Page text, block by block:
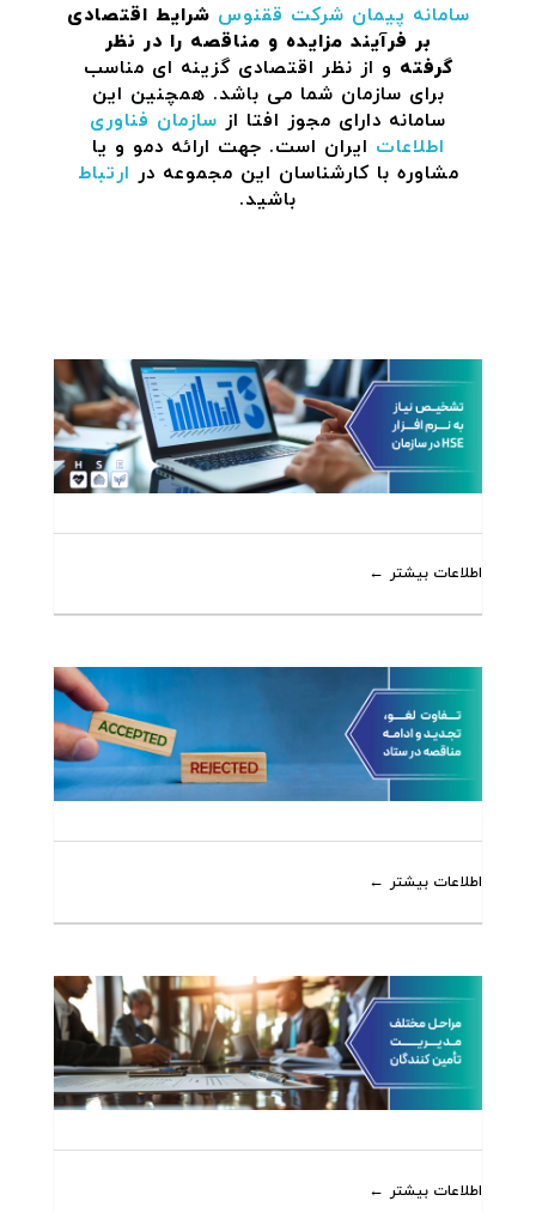
سامانه پیمان شرکت ققنوس شرایط اقتصادی
بر فرآیند مزایده و مناقصه را در نظر
گرفته و از نظر اقتصادی گزینه ای مناسب
برای سازمان شما می باشد. همچنین این
سامانه دارای مجوز افتا از سازمان فناوری
اطلاعات ایران است. جهت ارائه دمو و یا
مشاوره با کارشناسان این مجموعه در ارتباط
باشید.
اطلاعات بیشتر
اطلاعات بیشتر
اطلاعات بیشتر